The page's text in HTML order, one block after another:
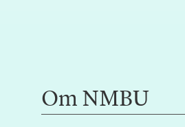
Om NMBU